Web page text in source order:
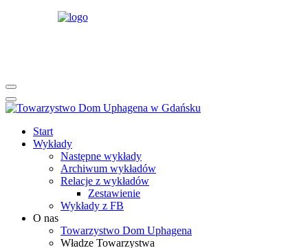
Start
Wykłady
Następne wykłady
Archiwum wykładów
Relacje z wykładów
Zestawienie
Wykłady z FB
O nas
Towarzystwo Dom Uphagena
Władze Towarzystwa